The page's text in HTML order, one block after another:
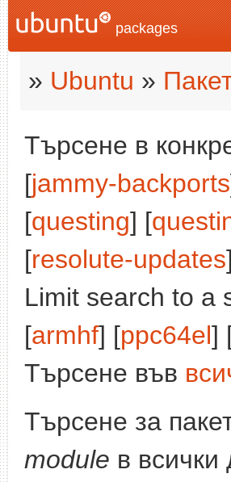
packages
» Ubuntu »
Търсене в
[jammy-backports
[questing] [
[resolute-updates
Limit search to a
[armhf] [ppc64el]
Търсене във
Търсене за
module в всички